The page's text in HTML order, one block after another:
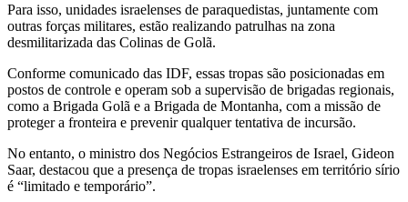
Para isso, unidades israelenses de paraquedistas, juntamente com
outras forças militares, estão realizando patrulhas na zona
desmilitarizada das Colinas de Golã.
Conforme comunicado das IDF, essas tropas são posicionadas em
postos de controle e operam sob a supervisão de brigadas regionais,
como a Brigada Golã e a Brigada de Montanha, com a missão de
proteger a fronteira e prevenir qualquer tentativa de incursão.
No entanto, o ministro dos Negócios Estrangeiros de Israel, Gideon
Saar, destacou que a presença de tropas israelenses em território sírio
é “limitado e temporário”.